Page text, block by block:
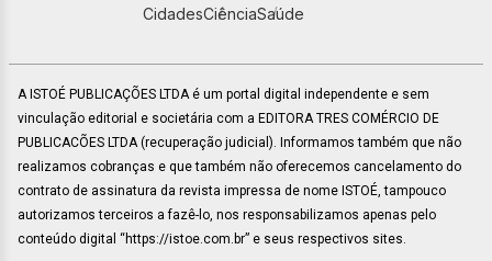
CidadesCiênciaSaúde
A ISTOÉ PUBLICAÇÕES LTDA é um portal digital independente e sem
vinculação editorial e societária com a EDITORA TRES COMÉRCIO DE
PUBLICACÕES LTDA (recuperação judicial). Informamos também que não
realizamos cobranças e que também não oferecemos cancelamento do
contrato de assinatura da revista impressa de nome ISTOÉ, tampouco
autorizamos terceiros a fazê-lo, nos responsabilizamos apenas pelo
conteúdo digital “https://istoe.com.br” e seus respectivos sites.